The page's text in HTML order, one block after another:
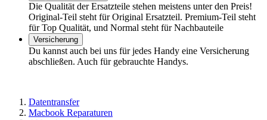
Die Qualität der Ersatzteile stehen meistens unter den Preis!
Original-Teil steht für Original Ersatzteil. Premium-Teil steht
für Top Qualität, und Normal steht für Nachbauteile
Versicherung
Du kannst auch bei uns für jedes Handy eine Versicherung
abschließen. Auch für gebrauchte Handys.
Datentransfer
Macbook Reparaturen